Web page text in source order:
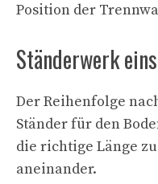
Position der
Ständerwerk
Der Reihenfolge
Ständer für den
die richtige Länge
aneinander.